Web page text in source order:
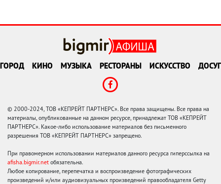
ГОРОД КИНО МУЗЫКА РЕСТОРАНЫ ИСКУССТВО ДОСУГ
© 2000-2024, ТОВ «КЕПРЕЙТ ПАРТНЕРС». Все права защищены. Все права на
материалы, опубликованные на данном ресурсе, принадлежат ТОВ «КЕПРЕЙТ
ПАРТНЕРС». Какое-либо использование материалов без письменного
разрешения ТОВ «КЕПРЕЙТ ПАРТНЕРС» запрещено.
При правомерном использовании материалов данного ресурса гиперссылка на
afisha.bigmir.net обязательна.
Любое копирование, перепечатка и воспроизведение фотографических
произведений и/или аудиовизуальных произведений правообладателя Getty